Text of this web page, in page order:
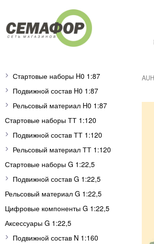
Стартовые наборы H0 1:87
Подвижной состав H0 1:87
Рельсовый материал H0 1:87
Стартовые наборы ТТ 1:120
Подвижной состав ТТ 1:120
Рельсовый материал ТТ 1:120
Стартовые наборы G 1:22,5
Подвижной состав G 1:22,5
Рельсовый материал G 1:22,5
Цифровые компоненты G 1:22,5
Аксессуары G 1:22,5
Подвижной состав N 1:160